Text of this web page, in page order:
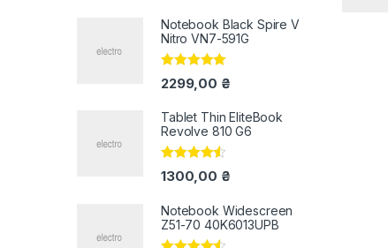
Notebook Black Spire V
Nitro VN7-591G
Оцінено в
5.00з 5
2299,00 ₴
Tablet Thin EliteBook
Revolve 810 G6
Оцінено в
4.33з 5
1300,00 ₴
Notebook Widescreen
Z51-70 40K6013UPB